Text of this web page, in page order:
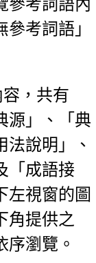
參考詞語內
考詞語」
，共有
源」、「典
法說明」、
「成語接
左視窗的圖
角提供之
序瀏覽。